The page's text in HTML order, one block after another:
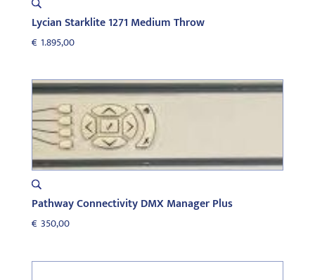
Lycian Starklite 1271 Medium Throw
€ 1.895,00
Pathway Connectivity DMX Manager Plus
€ 350,00